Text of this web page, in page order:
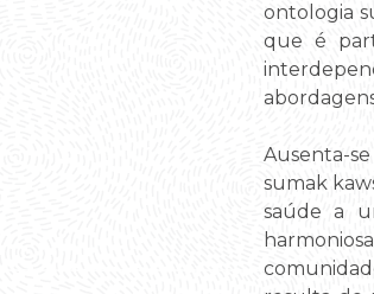
ontologia
que é
Ausenta-
sumak
saúde a